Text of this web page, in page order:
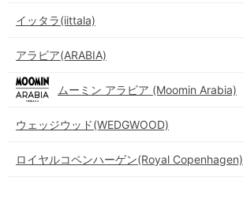
イッタラ(iittala)
アラビア(ARABIA)
ムーミン アラビア (Moomin Arabia)
ウェッジウッド(WEDGWOOD)
ロイヤルコペンハーゲン(Royal Copenhagen)